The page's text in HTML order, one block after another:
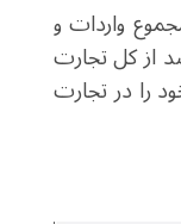
واردات و
تریلیون یوان رسیده که 15.9 درصد رشد را نشان می‌دهد و 57.4 درصد از کل تجارت
را در تجارت